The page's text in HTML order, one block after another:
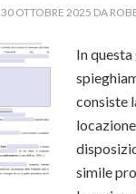
30 OTTOBRE 2025 DA
In
consiste
simile